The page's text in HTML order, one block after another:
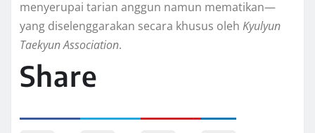
menyerupai tarian anggun namun mematikan—
yang diselenggarakan secara khusus oleh Kyulyun
Taekyun Association.
Share